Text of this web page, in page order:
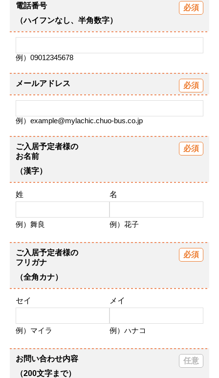
電話番号
（ハイフンなし、半角数字）
例）09012345678
メールアドレス
例）example@mylachic.chuo-bus.co.jp
ご入居予定者様の
お名前
（漢字）
姓
例）舞良
名
例）花子
ご入居予定者様の
フリガナ
（全角カナ）
セイ
例）マイラ
メイ
例）ハナコ
お問い合わせ内容
（200文字まで）